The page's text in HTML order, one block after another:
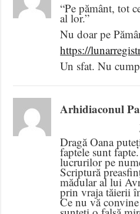
“Pe pământ, tot
al lor.”
Nu doar pe
https://
Un sfat. Nu
Arhidiaconul
Dragă Oana
faptele sunt
lucrurilor pe
Scriptură
mădular al lui
prin vraja tăierii
Ce nu vă